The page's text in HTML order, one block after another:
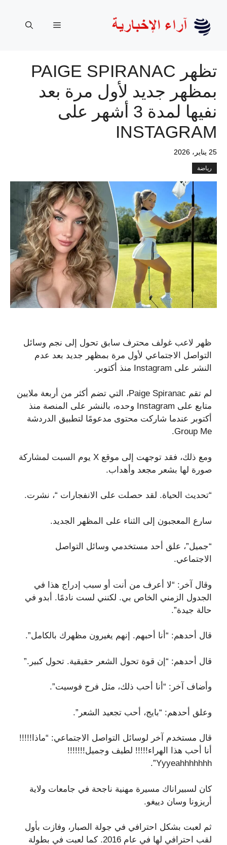
المحتوى
القائمة
تظهر PAIGE SPIRANAC
بمظهر جديد لأول مرة بعد
نفيها لمدة 3 أشهر على
INSTAGRAM
25 يناير، 2026
رياضة
ظهر لاعب غولف محترف سابق تحول إلى نجم وسائل
التواصل الاجتماعي لأول مرة بمظهر جديد بعد عدم
النشر على Instagram منذ أكتوبر.
لم تقم Paige Spiranac، التي تضم أكثر من أربعة ملايين
متابع على Instagram وحده، بالنشر على المنصة منذ
أكتوبر عندما شاركت محتوى مدعومًا لتطبيق الدردشة
Group Me.
ومع ذلك، فقد توجهت إلى موقع X يوم السبت لمشاركة
صورة لها بشعر مجعد وأهداب.
“تحديث الحياة. لقد حصلت على الانفجارات “، نشرت.
سارع المعجبون إلى الثناء على المظهر الجديد.
“جميل”، علق أحد مستخدمي وسائل التواصل
الاجتماعي.
وقال آخر: “لا أعرف من أنت أو سبب إدراج هذا في
الجدول الزمني الخاص بي. لكنني لست نادمًا. أبدو في
حالة جيدة”.
قال أحدهم: “أنا أحبهم. إنهم يغيرون مظهرك بالكامل”.
قال أحدهم: “إن قوة تحول الشعر حقيقية. تحول كبير.”
وأضاف آخر: “أنا أحب ذلك، مثل فرح فوسيت”.
وعلق أحدهم: “بايج، أحب تجعيد الشعر”.
قال مستخدم آخر لوسائل التواصل الاجتماعي: “ماذا!!!!!
أنا أحب هذا الهراء!!!!! لطيف وجميل!!!!!!!
Yyyeahhhhhhh”.
كان لسبيراناك مسيرة مهنية ناجحة في جامعات ولاية
أريزونا وسان دييغو.
ثم لعبت بشكل احترافي في جولة الصبار، وفازت بأول
لقب احترافي لها في عام 2016. كما لعبت في بطولة